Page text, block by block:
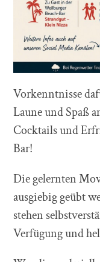
Vorkenntnisse
Laune und Spaß
Cocktails und
Bar!
Die gelernten
ausgiebig geübt
stehen
Verfügung und